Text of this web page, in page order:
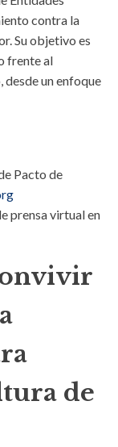
contra la
Su objetivo es
frente al
un enfoque
Pacto de
prensa virtual en
de